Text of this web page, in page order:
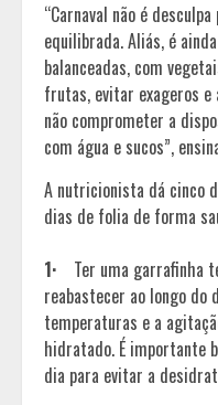
“Carnaval não é
equilibrada. Aliás, é
balanceadas, com
frutas, evitar exageros e
não comprometer a
com água e sucos”,
A nutricionista dá cinco
dias de folia de forma
1· Ter uma garrafinha
reabastecer ao longo do
temperaturas e a
hidratado. É importante
dia para evitar a